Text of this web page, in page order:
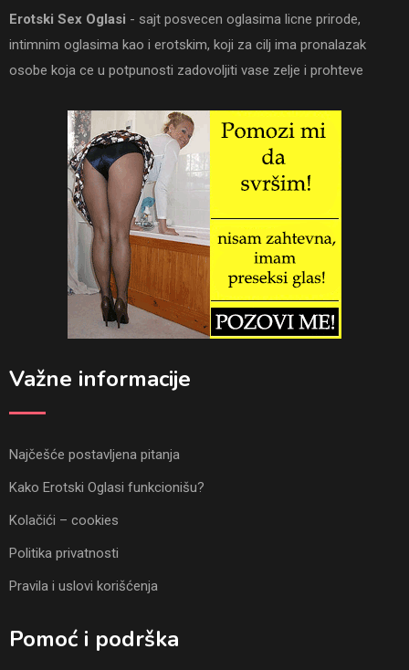
Erotski Sex Oglasi - sajt posvecen oglasima licne prirode,
intimnim oglasima kao i erotskim, koji za cilj ima pronalazak
osobe koja ce u potpunosti zadovoljiti vase zelje i prohteve
Važne informacije
Najčešće postavljena pitanja
Kako Erotski Oglasi funkcionišu?
Kolačići – cookies
Politika privatnosti
Pravila i uslovi korišćenja
Pomoć i podrška